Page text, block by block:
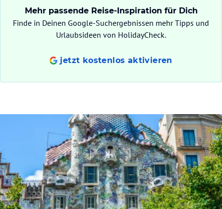
Mehr passende Reise-Inspiration für Dich
Finde in Deinen Google-Suchergebnissen mehr Tipps und
Urlaubsideen von HolidayCheck.
jetzt kostenlos aktivieren